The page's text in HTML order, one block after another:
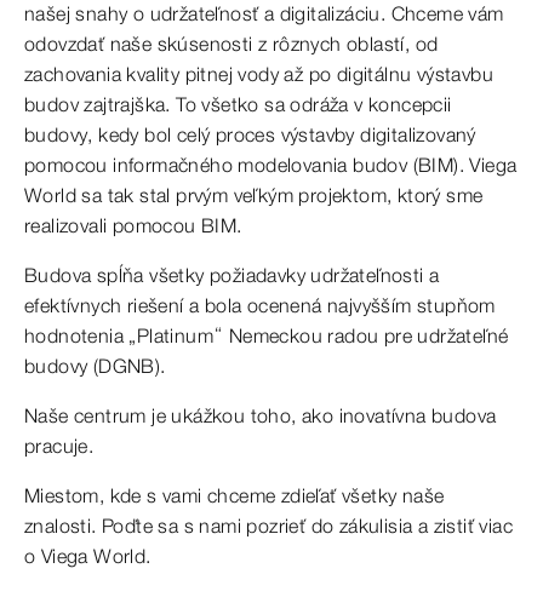
našej snahy o udržateľnosť a digitalizáciu. Chceme vám
odovzdať naše skúsenosti z rôznych oblastí, od
zachovania kvality pitnej vody až po digitálnu výstavbu
budov zajtrajška. To všetko sa odráža v koncepcii
budovy, kedy bol celý proces výstavby digitalizovaný
pomocou informačného modelovania budov (BIM). Viega
World sa tak stal prvým veľkým projektom, ktorý sme
realizovali pomocou BIM.
Budova spĺňa všetky požiadavky udržateľnosti a
efektívnych riešení a bola ocenená najvyšším stupňom
hodnotenia „Platinum“ Nemeckou radou pre udržateľné
budovy (DGNB).
Naše centrum je ukážkou toho, ako inovatívna budova
pracuje.
Miestom, kde s vami chceme zdieľať všetky naše
znalosti. Poďte sa s nami pozrieť do zákulisia a zistiť viac
o Viega World.